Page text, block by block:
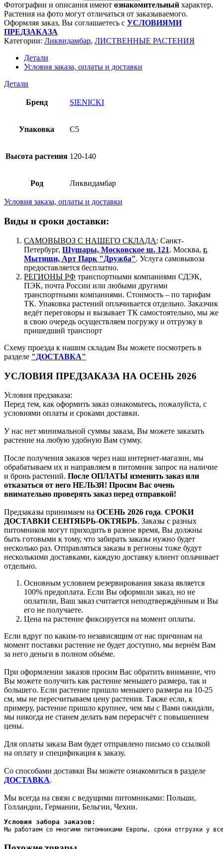
Фотографии и описания имеют ознакомительный характер.
Растения на фото могут отличаться от заказываемого.
Оформляя заказ, Вы соглашаетесь с УСЛОВИЯМИ
ПРЕДЗАКАЗА
Категории: Ликвидамбар, ЛИСТВЕННЫЕ РАСТЕНИЯ
Детали
Условия заказа, оплаты и доставки
Детали
Бренд SIENICKI
Упаковка C5
Высота растения 120-140
Род Ликвидамбар
Условия заказа, оплаты и доставки
Виды и сроки доставки:
САМОВЫВОЗ С НАШЕГО СКЛАДА: Санкт-
Петербург, Шушары, Московское ш. 121. Москва, г.
Мытищи, Арт Парк "Дружба". Услуга самовывоза
предоставляется бесплатно.
РЕГИОНЫ РФ транспортными компаниями СДЭК,
ПЭК, почта России или любыми другими
транспортными компаниями. Стоимость – по тарифам
ТК. Упаковка растений оплачивается отдельно. Заказчик
ведёт переговоры и вызывает ТК самостоятельно, мы же
в свою очередь осуществляем погрузку и отгрузку в
пришедший транспорт
Схему проезда к нашим складам Вы можете посмотреть в
разделе "ДОСТАВКА"
УСЛОВИЯ ПРЕДЗАКАЗА НА ОСЕНЬ 2026
Условия предзаказа:
Перед тем, как оформить заказ ознакомьтесь, пожалуйста, с
условиями оплаты и сроками доставки.
У нас нет минимальной суммы заказа, Вы можете заказать
растение на любую удобную Вам сумму.
После получения заказов через наш интернет-магазин, мы
обрабатываем их и направляем в питомник запрос на наличие
и бронь растений. После ОПЛАТЫ изменить заказ или
отказаться от него НЕЛЬЗЯ! Просим Вас очень
внимательно проверять заказ перед отправкой!
Предзаказы принимаем на ОСЕНЬ 2026 года. СРОКИ
ДОСТАВКИ СЕНТЯБРЬ-ОКТЯБРЬ. Заказы с разных
питомников могут приходить в разное время, Вы должны
быть готовыми к тому, что забирать заказы нужно будет
несколько раз. Отправляться заказы в регионы тоже будут
несколькими доставками, каждую доставку клиент оплачивает
отдельно.
Основным условием резервирования заказа является
100% предоплата. Если Вы оформили заказ, но не
оплатили, Ваш заказ считается неподтверждённым и Вы
его не получаете.
Цена на растение фиксируется на момент оплаты.
Если вдруг по каким-то независящим от нас причинам на
момент поставки растение не будет доступно, мы вернём Вам
за него деньги в полном объёме.
При оформлении заказов просим Вас обратить внимание, что
Вы можете получить как растение меньшего размера, так и
большего. Если растение пришло меньшего размера на 10-25
см, мы не пересчитываем цену растения. Также если, к
примеру, растение пришло крупнее, чем мы с Вами ожидали,
мы никогда не станем делать вам перерасчёт с повышением
цены.
Для оплаты заказа Вам будет отправлено письмо со ссылкой
на оплату и спецификация к заказу.
Со способами доставки Вы можете ознакомиться в разделе
ДОСТАВКА.
Мы всегда на связи с ведущими питомниками: Польши,
Голландии, Германии, Бельгии, Чехии.
Условия забора заказов:
Мы работаем со многими питомниками Европы, сроки отгрузки у